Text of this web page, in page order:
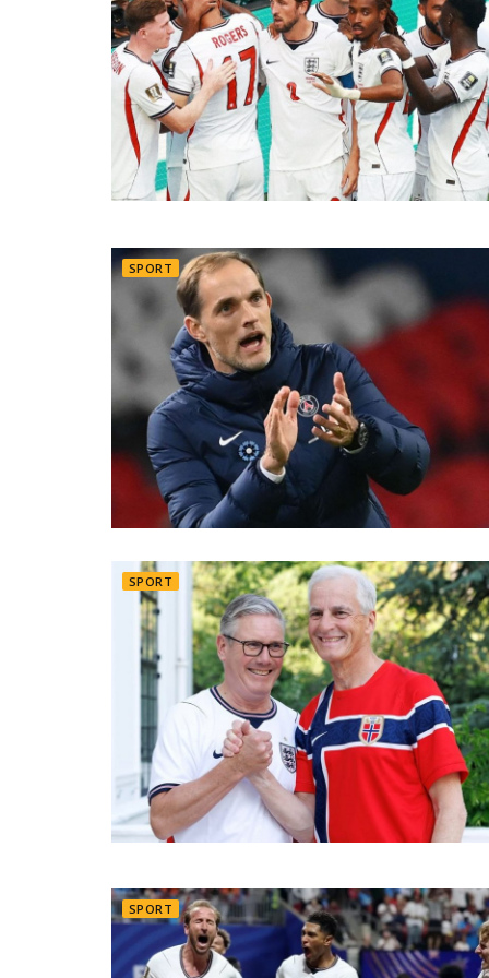
SPORT
SPORT
SPORT